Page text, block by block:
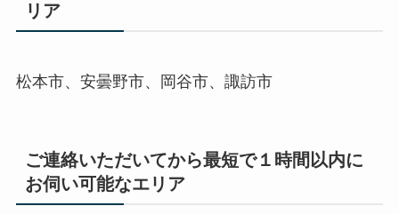
リア
松本市、安曇野市、岡谷市、諏訪市
ご連絡いただいてから最短で１時間以内に
お伺い可能なエリア